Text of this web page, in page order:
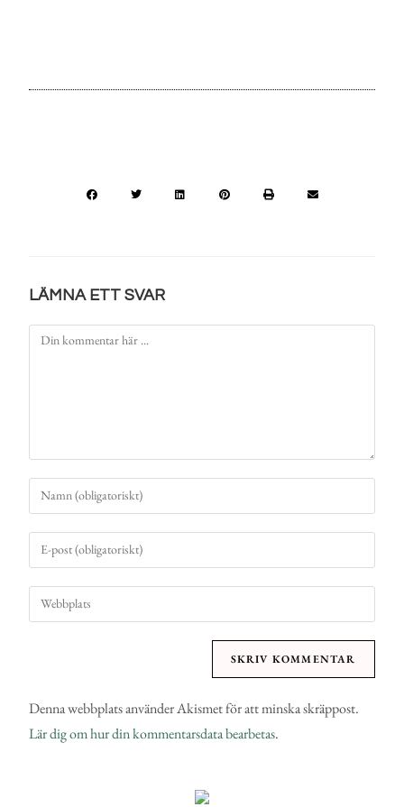
LÄMNA ETT SVAR
Denna webbplats använder Akismet för att minska skräppost.
Lär dig om hur din kommentarsdata bearbetas.